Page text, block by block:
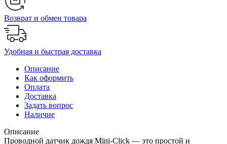
Возврат и обмен товара
Удобная и быстрая доставка
Описание
Как оформить
Оплата
Доставка
Задать вопрос
Наличие
Описание
Проводной датчик дождя Mini-Click — это простой и